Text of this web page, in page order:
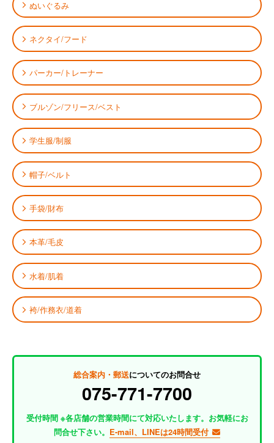
ぬいぐるみ
ネクタイ/フード
パーカー/トレーナー
ブルゾン/フリース/ベスト
学生服/制服
帽子/ベルト
手袋/財布
本革/毛皮
水着/肌着
袴/作務衣/道着
総合案内・郵送についてのお問合せ
075-771-7700
受付時間 ※各店舗の営業時間にて対応いたします。お気軽にお
問合せ下さい。 E-mail、LINEは24時間受付